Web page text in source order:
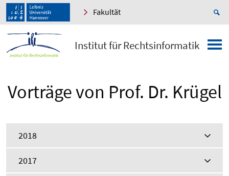
Fakultät
Institut für Rechtsinformatik
Vorträge von Prof. Dr. Krügel
2018
2017